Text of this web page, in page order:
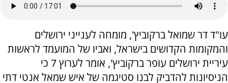
עו"ד דר שמואל ברקוביץ', מומחה לענייני ירושלים
והמקומות הקדושים בישראל, ואביו של המועמד לראשות
עיריית ירושלים עופר ברקוביץ', אומר לערוץ 7 כי
הניסיונות להדביק לבנו סטיגמה של איש שמאל אנטי דתי